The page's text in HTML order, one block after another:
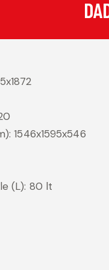
1546x1595x546
(L): 80 lt